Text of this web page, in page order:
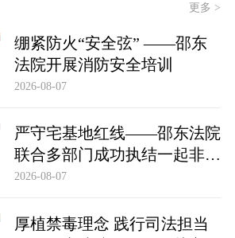
更多 >
绷紧防火“安全弦” ——邵东
法院开展消防安全培训
2026-08-07
严守宅基地红线——邵东法院
联合多部门成功执结一起非法
占用宅基地行政处罚案
2026-08-07
厚植禁毒理念 践行司法担当